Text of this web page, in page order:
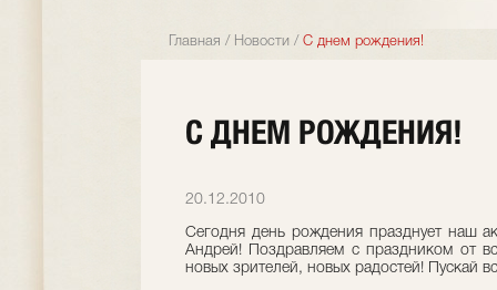
Главная / Новости / С днем рождения!
С ДНЕМ РОЖДЕНИЯ!
20.12.2010
Сегодня день рождения празднует наш
Андрей! Поздравляем с праздником от
новых зрителей, новых радостей! Пускай